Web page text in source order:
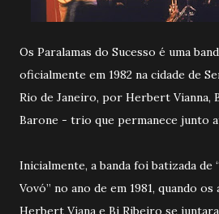
Os Paralamas do Sucesso é uma
oficialmente em 1982 na cidade de
Rio de Janeiro, por Herbert Vianna,
Barone - trio que permanece junto
Inicialmente, a banda foi batizada de
Vovó” no ano de em 1981, quando
Herbert Viana e Bi Ribeiro se